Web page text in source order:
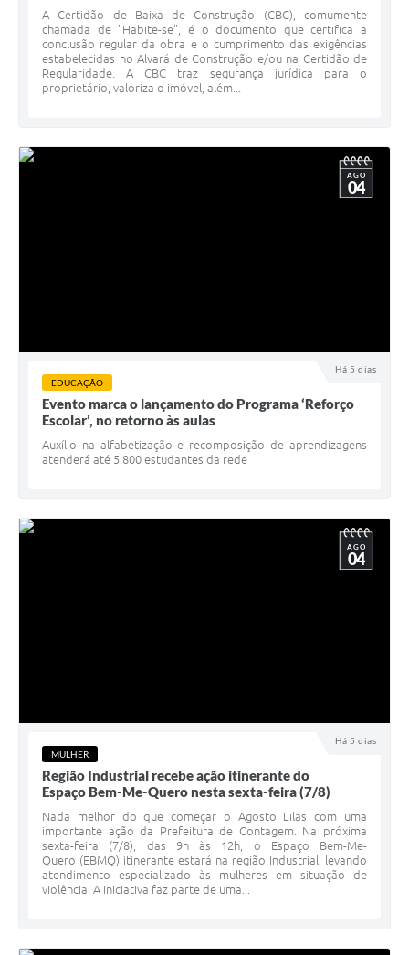
A Certidão de Baixa de Construção (CBC), comumente
chamada de "Habite-se", é o documento que certifica a
conclusão regular da obra e o cumprimento das exigências
estabelecidas no Alvará de Construção e/ou na Certidão de
Regularidade. A CBC traz segurança jurídica para o
proprietário, valoriza o imóvel, além...
Há 5 dias
AGO
04
EDUCAÇÃO
Evento marca o lançamento do Programa ‘Reforço
Escolar’, no retorno às aulas
Auxílio na alfabetização e recomposição de aprendizagens
atenderá até 5.800 estudantes da rede
Há 5 dias
AGO
04
MULHER
Região Industrial recebe ação itinerante do
Espaço Bem-Me-Quero nesta sexta-feira (7/8)
Nada melhor do que começar o Agosto Lilás com uma
importante ação da Prefeitura de Contagem. Na próxima
sexta-feira (7/8), das 9h às 12h, o Espaço Bem-Me-
Quero (EBMQ) itinerante estará na região Industrial, levando
atendimento especializado às mulheres em situação de
violência. A iniciativa faz parte de uma...